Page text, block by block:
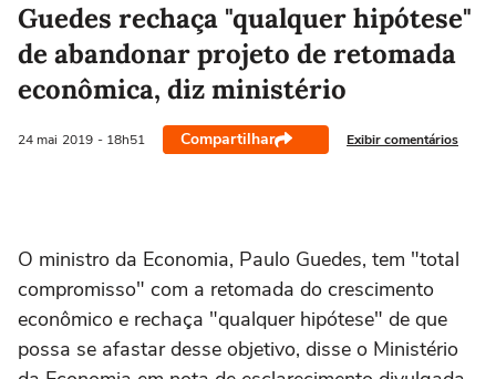
Guedes rechaça "qualquer hipótese"
de abandonar projeto de retomada
econômica, diz ministério
24 mai 2019 - 18h51 Compartilhar Exibir comentários
O ministro da Economia, Paulo Guedes, tem "total
compromisso" com a retomada do crescimento
econômico e rechaça "qualquer hipótese" de que
possa se afastar desse objetivo, disse o Ministério